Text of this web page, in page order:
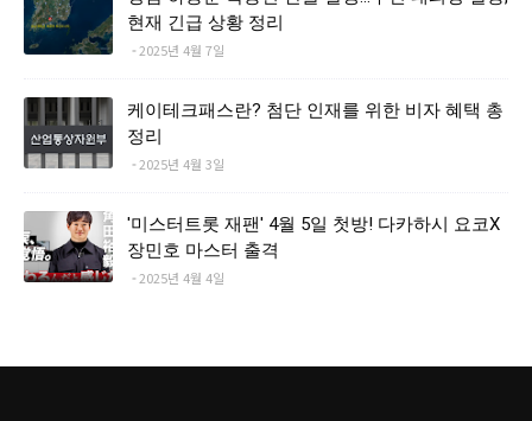
현재 긴급 상황 정리
2025년 4월 7일
케이테크패스란? 첨단 인재를 위한 비자 혜택 총
정리
2025년 4월 3일
'미스터트롯 재팬' 4월 5일 첫방! 다카하시 요코X
장민호 마스터 출격
2025년 4월 4일